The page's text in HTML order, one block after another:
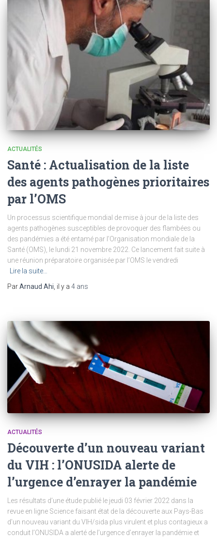
ACTUALITÉS
Santé : Actualisation de la liste
des agents pathogènes prioritaires
par l’OMS
Un processus scientifique mondial de mise à jour de la liste des
agents pathogènes susceptibles de provoquer des flambées ou
des pandémies a été entamé par l’Organisation mondiale de la
Santé (OMS), le lundi 21 novembre 2022. Ce lancement fait suite à
une réunion préparatoire organisée par l’OMS le vendredi
Lire la suite…
ParArnaud Ahi, il y a 4 ans
ACTUALITÉS
Découverte d’un nouveau variant
du VIH : l’ONUSIDA alerte de
l’urgence d’enrayer la pandémie
Les résultats d’une étude publié le jeudi 03 février 2022 dans la
revue en ligne Science faisant état de la découverte aux Pays-Bas
d’un nouveau variant du VIH/sida plus virulent et plus contagieux a
conduit l’ONUSIDA a alerté de l’urgence d’enrayer la pandémie et